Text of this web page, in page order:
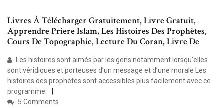
Livres À Télécharger Gratuitement, Livre Gratuit,
Apprendre Priere Islam, Les Histoires Des Prophètes,
Cours De Topographie, Lecture Du Coran, Livre De
Les histoires sont aimés par les gens notamment lorsqu’elles
sont véridiques et porteuses d’un message et d’une morale Les
histoires des prophètes sont accessibles plus facilement avec ce
programme.
5 Comments